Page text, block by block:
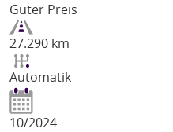
Guter Preis
27.290 km
Automatik
10/2024